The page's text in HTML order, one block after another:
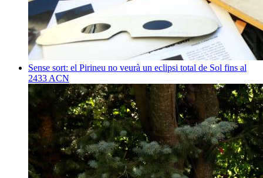
Sense sort: el Pirineu no veurà un eclipsi total de Sol fins al
2433 ACN